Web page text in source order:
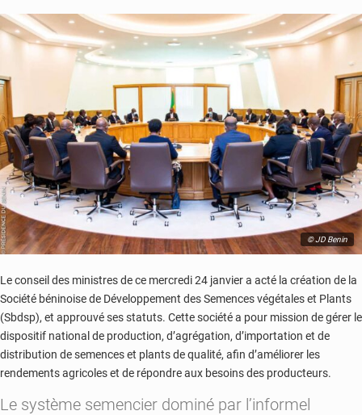
© JD Benin
Le conseil des ministres de ce mercredi 24 janvier a acté la création de la
Société béninoise de Développement des Semences végétales et Plants
(Sbdsp), et approuvé ses statuts. Cette société a pour mission de gérer le
dispositif national de production, d’agrégation, d’importation et de
distribution de semences et plants de qualité, afin d’améliorer les
rendements agricoles et de répondre aux besoins des producteurs.
Le système semencier dominé par l’informel